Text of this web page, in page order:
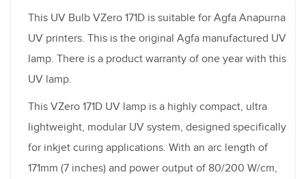
This UV Bulb VZero 171D is suitable for Agfa Anapurna
UV printers. This is the original Agfa manufactured UV
lamp. There is a product warranty of one year with this
UV lamp.
This VZero 171D UV lamp is a highly compact, ultra
lightweight, modular UV system, designed specifically
for inkjet curing applications. With an arc length of
171mm (7 inches) and power output of 80/200 W/cm,